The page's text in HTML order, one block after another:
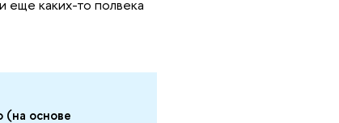
еще каких-то полвека
(на основе